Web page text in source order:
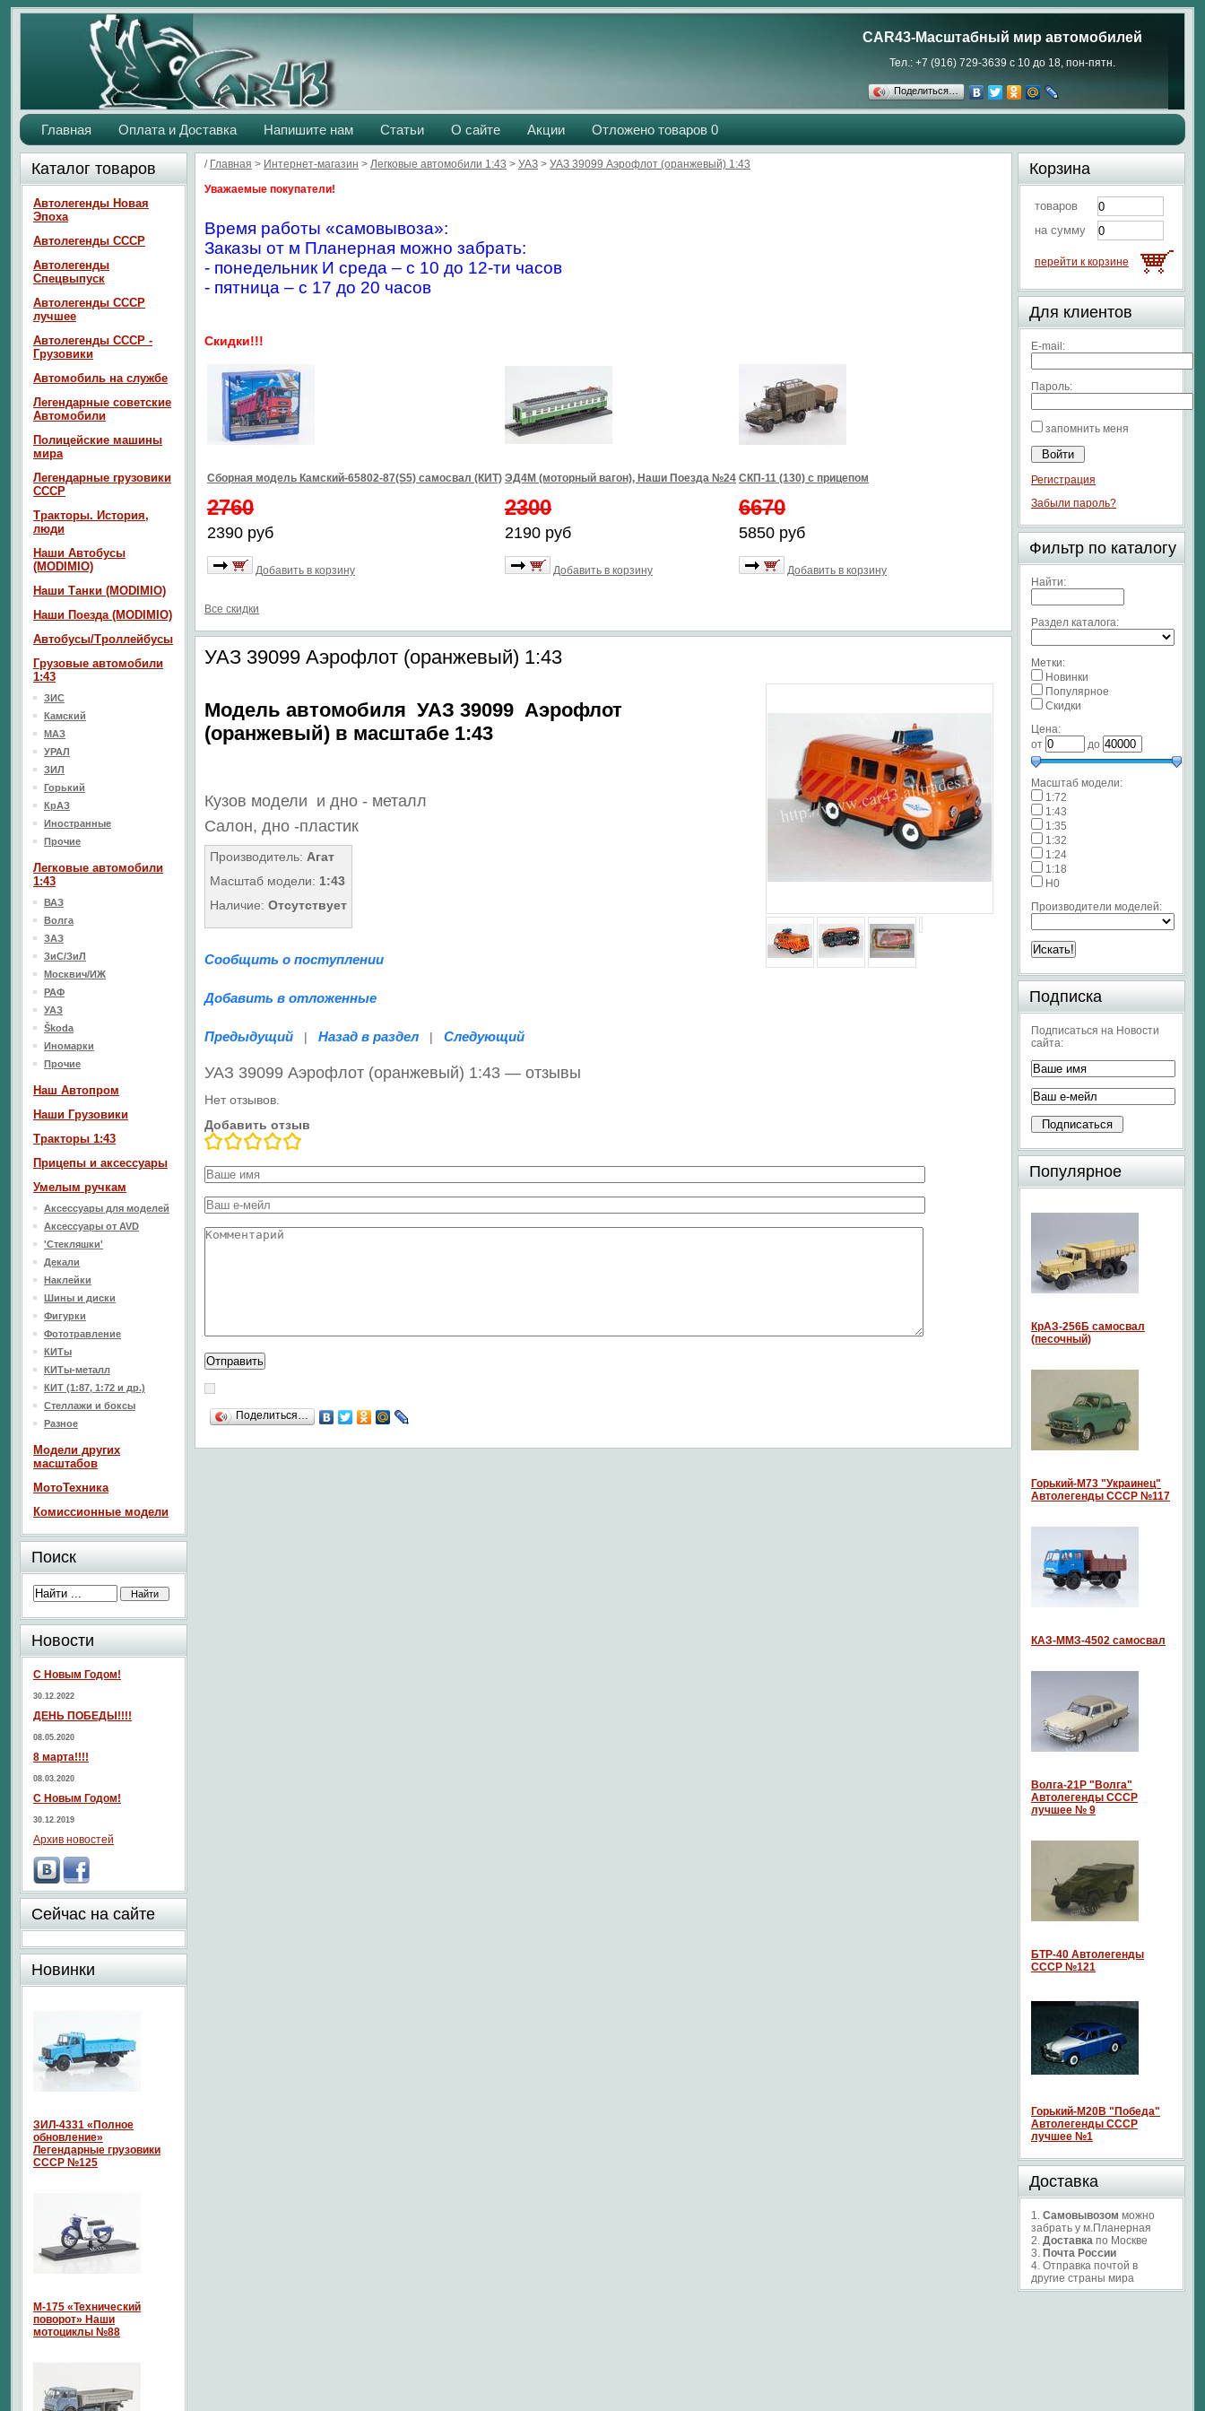
CAR43-Масштабный мир автомобилей
Тел.: +7 (916) 729-3639 с 10 до 18, пон-пятн.
Поделиться…
Главная Оплата и Доставка Напишите нам Статьи О сайте Акции Отложено товаров 0
/ Главная > Интернет-магазин > Легковые автомобили 1:43 > УАЗ > УАЗ 39099 Аэрофлот (оранжевый) 1:43
Уважаемые покупатели!
Время работы «самовывоза»:
Заказы от м Планерная можно забрать:
- понедельник И среда – с 10 до 12-ти часов
- пятница – с 17 до 20 часов
Скидки!!!
Сборная модель Камский-65802-87(S5) самосвал (КИТ)
2760
2390 руб
Добавить в корзину
ЭД4М (моторный вагон), Наши Поезда №24
2300
2190 руб
Добавить в корзину
СКП-11 (130) с прицепом
6670
5850 руб
Добавить в корзину
Все скидки
УАЗ 39099 Аэрофлот (оранжевый) 1:43
Модель автомобиля УАЗ 39099 Аэрофлот
(оранжевый) в масштабе 1:43
Кузов модели и дно - металл
Салон, дно -пластик
Производитель: Агат
Масштаб модели: 1:43
Наличие: Отсутствует
Сообщить о поступлении
Добавить в отложенные
Предыдущий | Назад в раздел | Следующий
УАЗ 39099 Аэрофлот (оранжевый) 1:43 — отзывы
Нет отзывов.
Добавить отзыв
Поделиться…
Каталог товаров
Автолегенды Новая
Эпоха
Автолегенды СССР
Автолегенды
Спецвыпуск
Автолегенды СССР
лучшее
Автолегенды СССР -
Грузовики
Автомобиль на службе
Легендарные советские
Автомобили
Полицейские машины
мира
Легендарные грузовики
СССР
Тракторы. История,
люди
Наши Автобусы
(MODIMIO)
Наши Танки (MODIMIO)
Наши Поезда (MODIMIO)
Автобусы/Троллейбусы
Грузовые автомобили
1:43
ЗИС
Камский
МАЗ
УРАЛ
ЗИЛ
Горький
КрАЗ
Иностранные
Прочие
Легковые автомобили
1:43
ВАЗ
Волга
ЗАЗ
ЗиС/ЗиЛ
Москвич/ИЖ
РАФ
УАЗ
Škoda
Иномарки
Прочие
Наш Aвтопром
Наши Грузовики
Тракторы 1:43
Прицепы и аксессуары
Умелым ручкам
Аксессуары для моделей
Аксессуары от AVD
'Стекляшки'
Декали
Наклейки
Шины и диски
Фигурки
Фототравление
КИТы
КИТы-металл
КИТ (1:87, 1:72 и др.)
Стеллажи и боксы
Разное
Модели других
масштабов
МотоТехника
Комиссионные модели
Поиск
Новости
С Новым Годом!
30.12.2022
ДЕНЬ ПОБЕДЫ!!!!
08.05.2020
8 марта!!!!
08.03.2020
С Новым Годом!
30.12.2019
Архив новостей
Сейчас на сайте
Новинки
ЗИЛ-4331 «Полное
обновление»
Легендарные грузовики
СССР №125
М-175 «Технический
поворот» Наши
мотоциклы №88
Корзина
товаров
на сумму
перейти к корзине
Для клиентов
E-mail:
Пароль:
запомнить меня
Регистрация
Забыли пароль?
Фильтр по каталогу
Найти:
Раздел каталога:
Метки:
Новинки
Популярное
Скидки
Цена:
от
до
Масштаб модели:
1:72
1:43
1:35
1:32
1:24
1:18
H0
Производители моделей:
Подписка
Подписаться на Новости
сайта:
Популярное
КрАЗ-256Б самосвал
(песочный)
Горький-М73 "Украинец"
Автолегенды СССР №117
КАЗ-ММЗ-4502 самосвал
Волга-21P "Волга"
Автолегенды СССР
лучшее № 9
БТР-40 Автолегенды
СССР №121
Горький-М20В "Победа"
Автолегенды СССР
лучшее №1
Доставка
1. Самовывозом можно
забрать у м.Планерная
2. Доставка по Москве
3. Почта России
4. Отправка почтой в
другие страны мира